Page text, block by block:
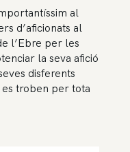
al
d’aficionats al
l’Ebre per les
la seva afició
disferents
troben per tota